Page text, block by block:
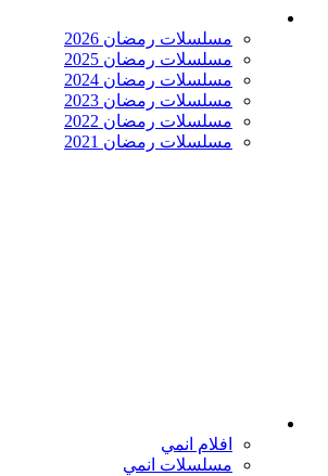
مسلسلات رمضان 2026
مسلسلات رمضان 2025
مسلسلات رمضان 2024
مسلسلات رمضان 2023
مسلسلات رمضان 2022
مسلسلات رمضان 2021
افلام انمي
مسلسلات انمي